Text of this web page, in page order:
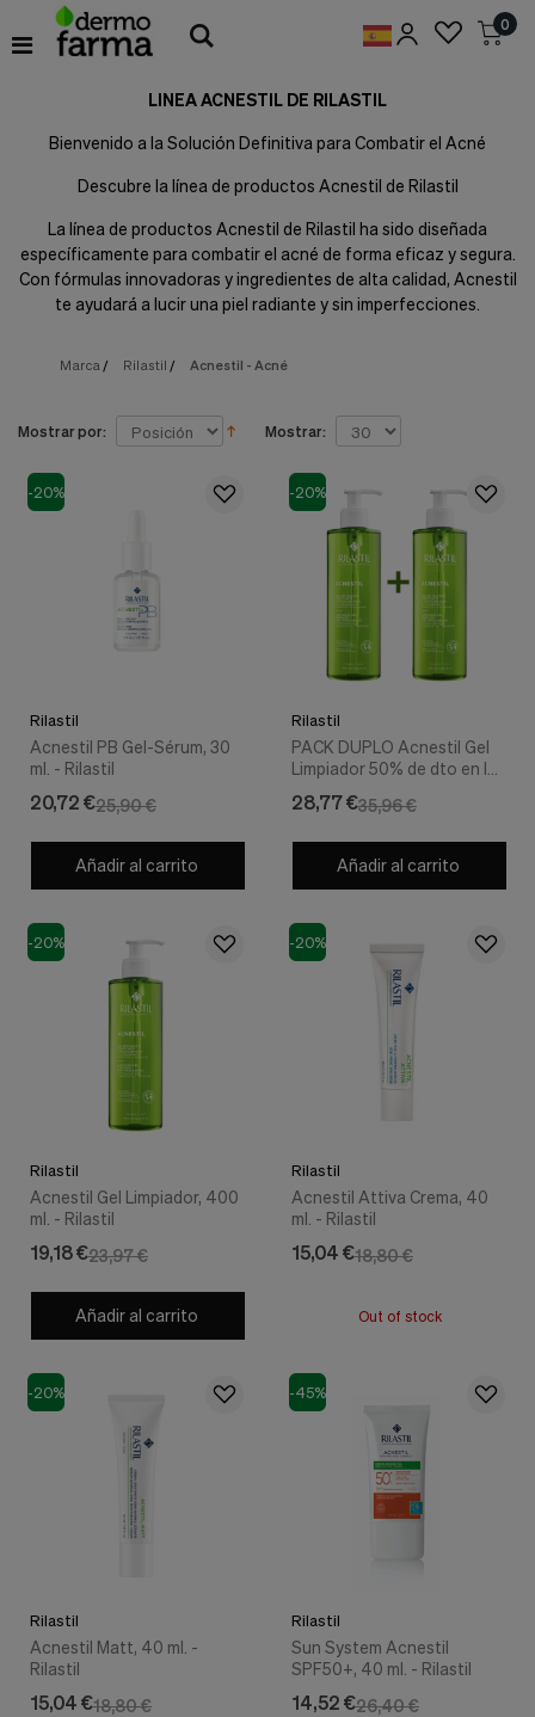
Preferencias
de
cookies
proveerte
servicios
disponibles
permitirte
algunas
características
recopilar
información,
para
forma
utilizadas
enseñarte
anuncios
interesantes
basados
costumbres
0
LINEA ACNESTIL DE RILASTIL
Bienvenido a la Solución Definitiva para Combatir el Acné
Descubre la línea de productos Acnestil de Rilastil
La línea de productos Acnestil de Rilastil ha sido diseñada
específicamente para combatir el acné de forma eficaz y segura.
Con fórmulas innovadoras y ingredientes de alta calidad, Acnestil
te ayudará a lucir una piel radiante y sin imperfecciones.
Marca / Rilastil / Acnestil - Acné
Mostrar por: Mostrar:
-20%
Rilastil
Acnestil PB Gel-Sérum, 30
ml. - Rilastil
25,90 €
20,72 €
Añadir al carrito
-20%
Rilastil
PACK DUPLO Acnestil Gel
Limpiador 50% de dto en la
Rilastil
35,96 €
28,77 €
Añadir al carrito
-20%
Rilastil
Acnestil Gel Limpiador, 400
ml. - Rilastil
23,97 €
19,18 €
Añadir al carrito
-20%
Rilastil
Acnestil Attiva Crema, 40
ml. - Rilastil
18,80 €
15,04 €
Out of stock
-20%
Rilastil
Acnestil Matt, 40 ml. -
Rilastil
18,80 €
15,04 €
-45%
Rilastil
Sun System Acnestil
SPF50+, 40 ml. - Rilastil
26,40 €
14,52 €